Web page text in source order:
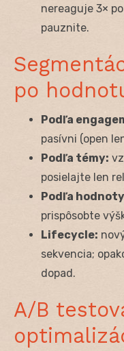
nereaguje 3×
pauznite.
po
Podľa
pasívni (open
Podľa témy:
posielajte len
Podľa
prispôsobte
Lifecycle:
sekvencia;
dopad.
A/B